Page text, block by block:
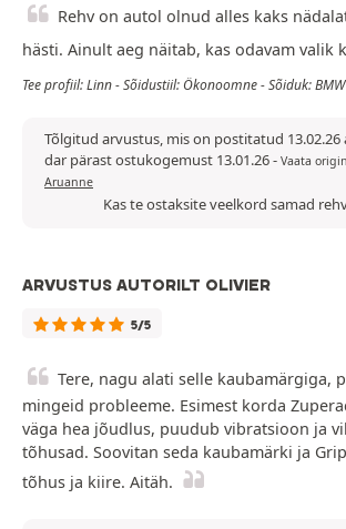
Rehv on autol olnud alles kaks
hästi. Ainult aeg näitab, kas odavam valik
Tee profiil: Linn - Sõidustiil: Ökonoomne - Sõiduk:
Tõlgitud arvustus, mis on postitatud 13.02.26
dar pärast ostukogemust 13.01.26- Vaata
Aruanne
Kas te ostaksite veelkord samad
ARVUSTUS AUTORILT OLIVIER
5/5
Tere, nagu alati selle kaubamärgiga,
mingeid probleeme. Esimest korda
väga hea jõudlus, puudub vibratsioon ja
tõhusad. Soovitan seda kaubamärki ja
tõhus ja kiire. Aitäh.